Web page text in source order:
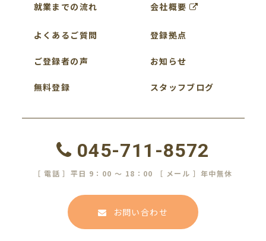
就業までの流れ
よくあるご質問
ご登録者の声
無料登録
会社概要
登録拠点
お知らせ
スタッフブログ
045-711-8572
［ 電話 ］平日 9：00 ～ 18：00 ［ メール ］年中無休
お問い合わせ